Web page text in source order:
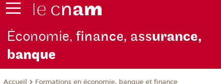
Économie,finance, assurance,
banque
Accueil Formations en économie, banque et finance